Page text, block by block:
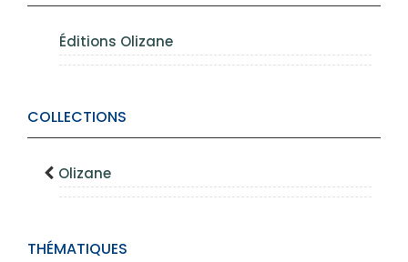
Éditions Olizane
COLLECTIONS
Olizane
THÉMATIQUES